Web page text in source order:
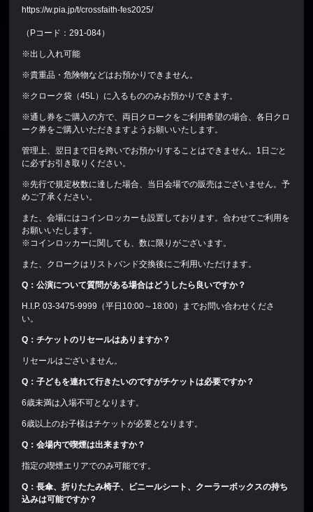
https://w.pia.jp/t/crossfaith-fes2025/
（Pコード：291-084）
※出し入れ可能
※貴重品・危険物などはお預かりできません。
※クローク袋（45L）に入るもののみお預かりできます。
※通し券をご購入の方で、両日クロークをご利用希望の場合、各日クロ
ーク券をご購入いただきますようお願いいたします。
管理上、翌日まで日を跨いでお預かりすることはできません。1日ごと
に必ずお引き取りください。
※先行で規定枚数に達した場合、当日会場での販売はございません。予
めご了承ください。
また、会場にはコインロッカーも設置しております。合わせてご利用を
お願いいたします。
※コインロッカーに関しても、数に限りがございます。
また、クロークはリストバンド交換後にご利用いただけます。
Q ：公演について質問がある場合はどうしたら良いですか？
H.I.P. 03-3475-9999（平日10:00～18:00）までお問い合わせくださ
い。
Q ：チケットのリセールはありますか？
リセールはございません。
Q ：子どもを連れて行きたいのですがチケットは必要ですか？
6歳未満は入場不可となります。
6歳以上のお子様はチケットが必要となります。
Q ：会場内で喫煙は出来ますか？
指定の喫煙エリアでのみ可能です。
Q ：長傘、折りたたみ椅子、ビニールシート、クーラーボックスの持ち
込みは可能ですか？